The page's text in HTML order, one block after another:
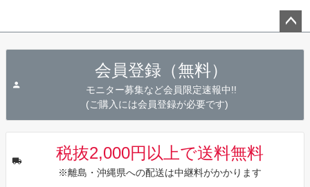
会員登録（無料）
モニター募集など会員限定速報中!!
(ご購入には会員登録が必要です)
税抜2,000円以上で送料無料
※離島・沖縄県への配送は中継料がかかります